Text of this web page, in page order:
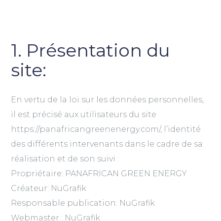
1. Présentation du
site:
En vertu de la loi sur les données personnelles,
il est précisé aux utilisateurs du site
https://panafricangreenenergy.com/, l’identité
des différents intervenants dans le cadre de sa
réalisation et de son suivi :
Propriétaire: PANAFRICAN GREEN ENERGY
Créateur: NuGrafik
Responsable publication: NuGrafik
Webmaster : NuGrafik